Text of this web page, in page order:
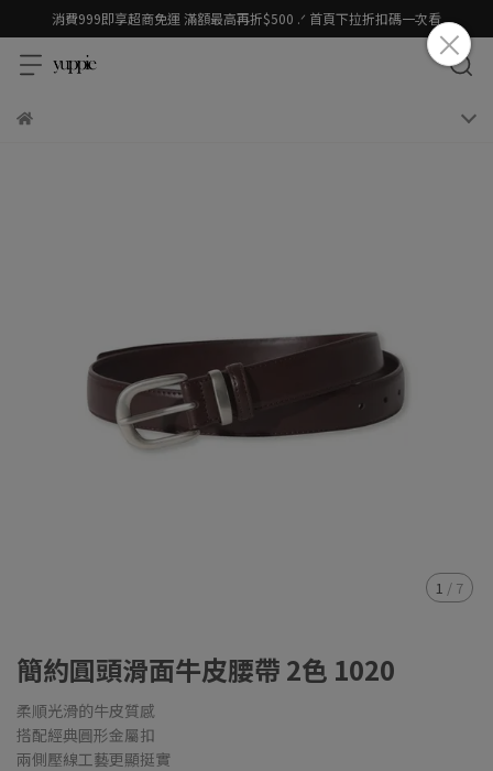
消費999即享超商免運 滿額最高再折$500 .ᐟ 首頁下拉折扣碼一次看
1 / 7
簡約圓頭滑面牛皮腰帶 2色 1020
柔順光滑的牛皮質感
搭配經典圓形金屬扣
兩側壓線工藝更顯挺實